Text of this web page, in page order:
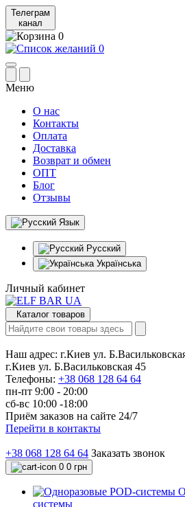
Телеграм
канал
0
0
Меню
О нас
Контакты
Оплата
Доставка
Возврат и обмен
ОПТ
Блог
Отзывы
Язык
Русский
Українська
Личный кабинет
Каталог товаров
Наш адрес: г.Киев ул.
г.Киев ул. Б.Васильковская 45
Телефоны: +38 068 128 64 64
пн-пт 9:00 - 20:00
сб-вс 10:00 -18:00
Приём заказов на сайте 24/7
Перейти в контакты
+38 068 128 64 64 Заказать звонок
0 0 грн
системы